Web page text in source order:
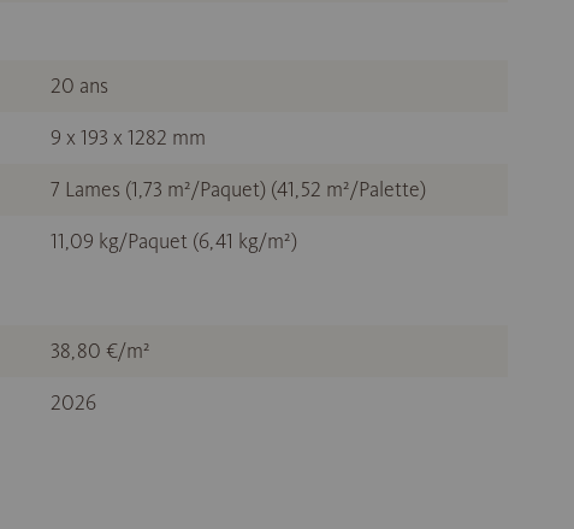
20 ans
9 x 193 x 1282 mm
7 Lames (1,73 m²/Paquet) (41,52 m²/Palette)
11,09 kg/Paquet (6,41 kg/m²)
38,80 €/m²
2026